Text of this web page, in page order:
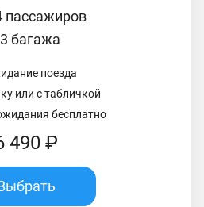
пассажиров
3 багажа
поезда
или с табличкой
бесплатно
490 ₽